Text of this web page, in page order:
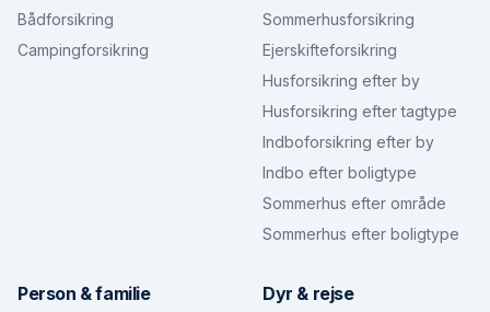
Bådforsikring
Campingforsikring
Sommerhusforsikring
Ejerskifteforsikring
Husforsikring efter by
Husforsikring efter tagtype
Indboforsikring efter by
Indbo efter boligtype
Sommerhus efter område
Sommerhus efter boligtype
Person & familie Dyr & rejse